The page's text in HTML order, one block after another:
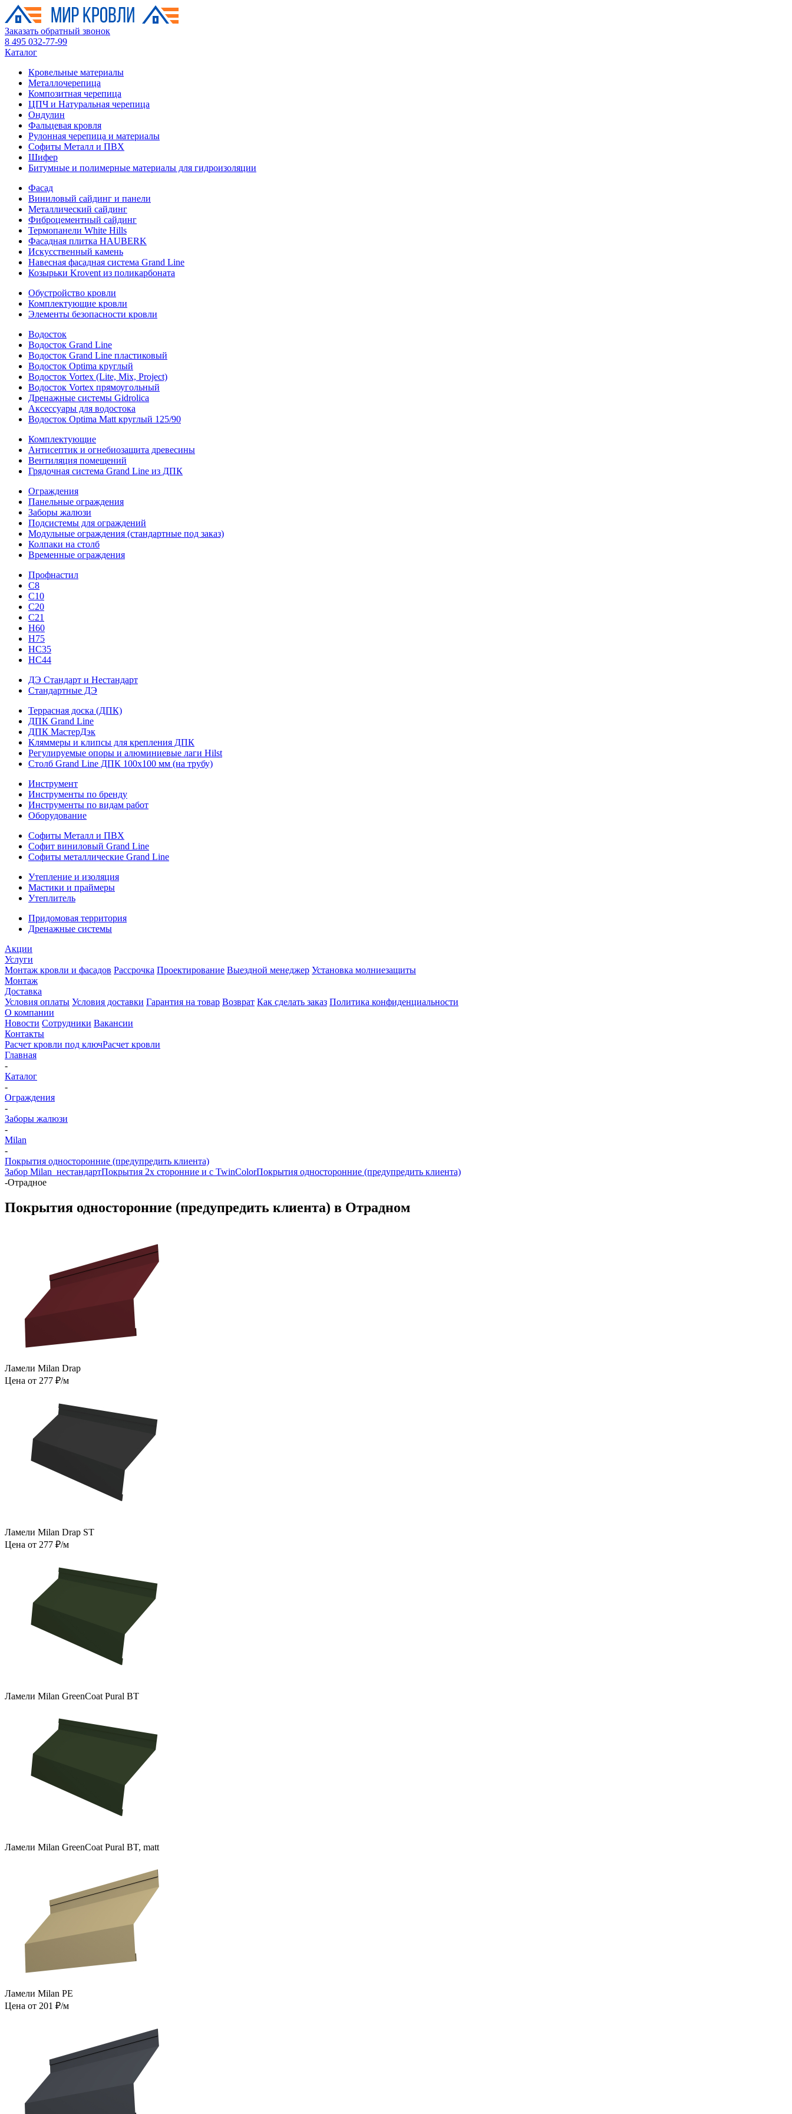
Заказать обратный звонок
8 495 032-77-99
Каталог
Кровельные материалы
Металлочерепица
Композитная черепица
ЦПЧ и Натуральная черепица
Ондулин
Фальцевая кровля
Рулонная черепица и материалы
Софиты Металл и ПВХ
Шифер
Битумные и полимерные материалы для гидроизоляции
Фасад
Виниловый сайдинг и панели
Металлический сайдинг
Фиброцементный сайдинг
Термопанели White Hills
Фасадная плитка HAUBERK
Искусственный камень
Навесная фасадная система Grand Line
Козырьки Krovent из поликарбоната
Обустройство кровли
Комплектующие кровли
Элементы безопасности кровли
Водосток
Водосток Grand Line
Водосток Grand Line пластиковый
Водосток Optima круглый
Водосток Vortex (Lite, Mix, Project)
Водосток Vortex прямоугольный
Дренажные системы Gidrolica
Аксессуары для водостока
Водосток Optima Matt круглый 125/90
Комплектующие
Антисептик и огнебиозащита древесины
Вентиляция помещений
Грядочная система Grand Line из ДПК
Ограждения
Панельные ограждения
Заборы жалюзи
Подсистемы для ограждений
Модульные ограждения (стандартные под заказ)
Колпаки на столб
Временные ограждения
Профнастил
С8
С10
С20
С21
H60
H75
HС35
НС44
ДЭ Стандарт и Нестандарт
Стандартные ДЭ
Террасная доска (ДПК)
ДПК Grand Line
ДПК МастерДэк
Кляммеры и клипсы для крепления ДПК
Регулируемые опоры и алюминиевые лаги Hilst
Столб Grand Line ДПК 100х100 мм (на трубу)
Инструмент
Инструменты по бренду
Инструменты по видам работ
Оборудование
Софиты Металл и ПВХ
Софит виниловый Grand Line
Софиты металлические Grand Line
Утепление и изоляция
Мастики и праймеры
Утеплитель
Придомовая территория
Дренажные системы
Акции
Услуги
Монтаж кровли и фасадов Рассрочка Проектирование Выездной менеджер Установка молниезащиты
Монтаж
Доставка
Условия оплаты Условия доставки Гарантия на товар Возврат Как сделать заказ Политика конфиденциальности
О компании
Новости Сотрудники Вакансии
Контакты
Расчет кровли под ключРасчет кровли
Главная
-
Каталог
-
Ограждения
-
Заборы жалюзи
-
Milan
-
Покрытия односторонние (предупредить клиента)
Забор Milan_нестандартПокрытия 2х сторонние и с TwinColorПокрытия односторонние (предупредить клиента)
-Отрадное
Покрытия односторонние (предупредить клиента) в Отрадном
Ламели Milan Drap
Цена от 277 ₽/м
Ламели Milan Drap ST
Цена от 277 ₽/м
Ламели Milan GreenCoat Pural BT
Ламели Milan GreenCoat Pural BT, matt
Ламели Milan PE
Цена от 201 ₽/м